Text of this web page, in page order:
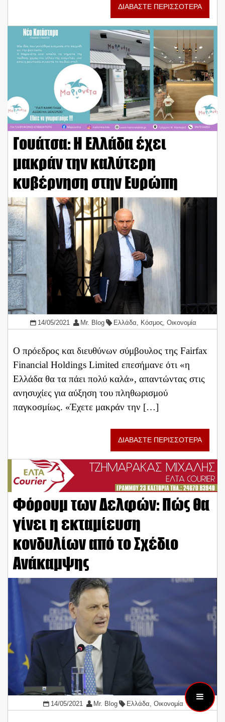
ΔΙΑΒΑΣΤΕ ΠΕΡΙΣΣΟΤΕΡΑ
Γουάτσα: Η Ελλάδα έχει
μακράν την καλύτερη
κυβέρνηση στην Ευρώπη
14/05/2021 Mr. Blog Ελλάδα Κόσμος ,Οικονομία
Ο πρόεδρος και διευθύνων σύμβουλος της Fairfax
Financial Holdings Limited επεσήμανε ότι «η
Ελλάδα θα τα πάει πολύ καλά», απαντώντας στις
ανησυχίες για αύξηση του πληθωρισμού
παγκοσμίως. «Έχετε μακράν την […]
ΔΙΑΒΑΣΤΕ ΠΕΡΙΣΣΟΤΕΡΑ
Φόρουμ των Δελφών: Πώς θα
γίνει η εκταμίευση
κονδυλίων από το Σχέδιο
Ανάκαμψης
14/05/2021 Mr. Blog Ελλάδα,Οικονομία